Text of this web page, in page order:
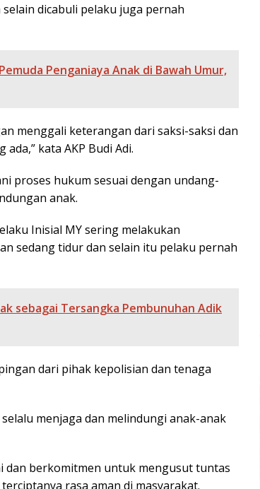
dicabuli pelaku juga pernah
Penganiaya Anak di Bawah Umur,
menggali keterangan dari saksi-saksi dan
kata AKP Budi Adi.
proses hukum sesuai dengan undang-
anak.
Inisial MY sering melakukan
sedang tidur dan selain itu pelaku pernah
sebagai Tersangka Pembunuhan Adik
dari pihak kepolisian dan tenaga
menjaga dan melindungi anak-anak
dan berkomitmen untuk mengusut tuntas
rasa aman di masyarakat.